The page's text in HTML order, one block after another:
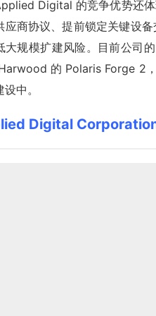
Digital 的竞争优势还体
应商协议、提前锁定关键设
大规模扩建风险。目前公司
的 Polaris Forge 2
中。
Digital